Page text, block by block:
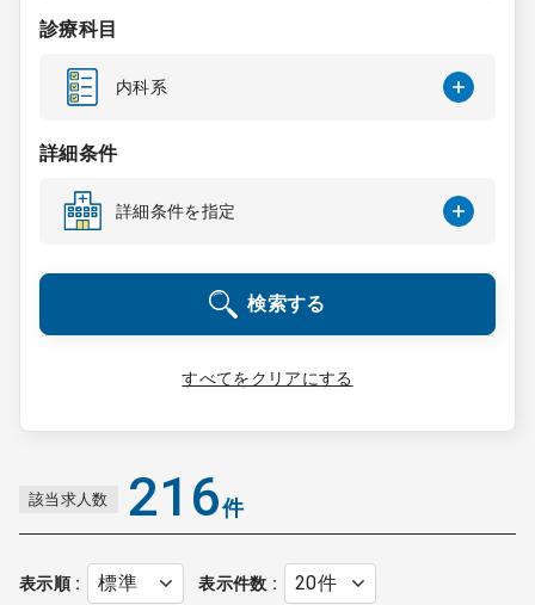
スポット検索
DtoDの転職・
コンサルタント
成功事例
転職ノウハウ
受付時間 9:00 ～ 18:00（平日）
0120-337-613
クリニック開業
診療科目
内科系
詳細条件
詳細条件を指定
検索する
すべてをクリアにする
該当求人数 216件
表示順 表示件数